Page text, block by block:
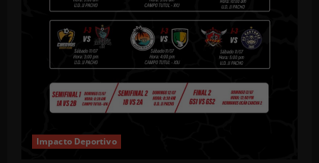
Impacto Deportivo